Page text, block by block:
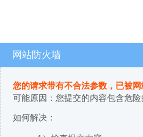
网站防火墙
您的请求带有不合法参数，已被网
可能原因：您提交的内容包含危
如何解决：